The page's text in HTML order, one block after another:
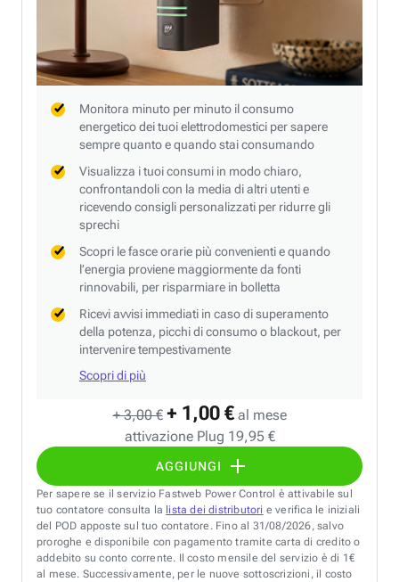
+ 3,00 € + 1,00 € al mese
attivazione Plug 19,95 €
AGGIUNGI
Monitora minuto per minuto il consumo
energetico dei tuoi elettrodomestici per sapere
sempre quanto e quando stai consumando
Visualizza i tuoi consumi in modo chiaro,
confrontandoli con la media di altri utenti e
ricevendo consigli personalizzati per ridurre gli
sprechi
Scopri le fasce orarie più convenienti e quando
l’energia proviene maggiormente da fonti
rinnovabili, per risparmiare in bolletta
Ricevi avvisi immediati in caso di superamento
della potenza, picchi di consumo o blackout, per
intervenire tempestivamente
Scopri di più
Per sapere se il servizio Fastweb Power Control è attivabile sul
tuo contatore consulta la lista dei distributori e verifica le iniziali
del POD apposte sul tuo contatore. Fino al 31/08/2026, salvo
proroghe e disponibile con pagamento tramite carta di credito o
addebito su conto corrente. Il costo mensile del servizio è di 1€
al mese. Successivamente, per le nuove sottoscrizioni, il costo